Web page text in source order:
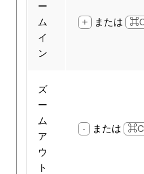
ー
ム
イ
ン
+ または
ズ
ー
ム
ア
ウ
ト
- または